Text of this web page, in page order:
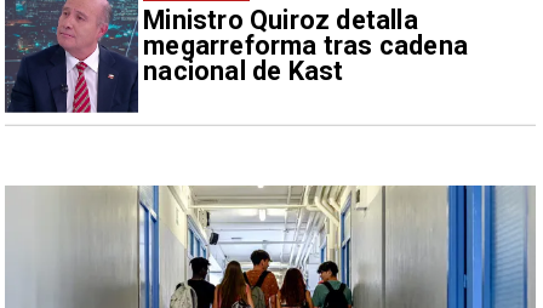
Ministro Quiroz detalla
megarreforma tras cadena
nacional de Kast